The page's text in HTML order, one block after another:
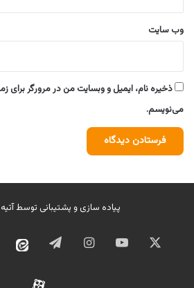
وب‌ سایت
ذخیره نام، ایمیل و وبسایت من در مرورگر برای
می‌نویسم.
پیاده سازی و پشتیبانی توسط
ایکس یوتیوب اینستاگرامتلگرام